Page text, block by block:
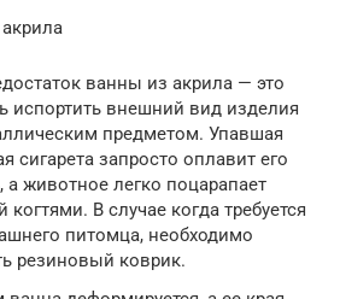
ванны из акрила — это
испортить внешний вид изделия
предметом. Упавшая
сигарета запросто оплавит его
а животное легко поцарапает
когтями. В случае когда требуется
питомца, необходимо
резиновый коврик.